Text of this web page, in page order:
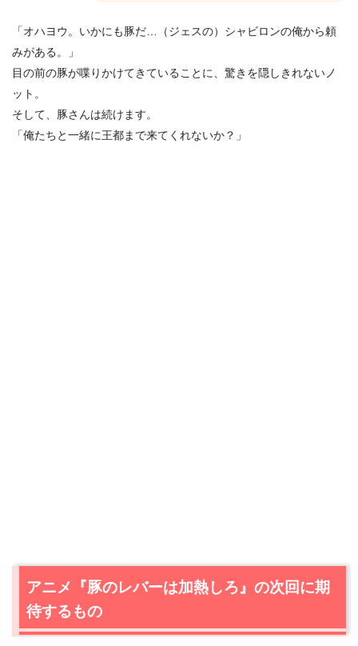
「オハヨウ。いかにも豚だ…（ジェスの）シャビロンの俺から頼
みがある。」
目の前の豚が喋りかけてきていることに、驚きを隠しきれないノ
ット。
そして、豚さんは続けます。
「俺たちと一緒に王都まで来てくれないか？」
アニメ『豚のレバーは加熱しろ』の次回に期
待するもの